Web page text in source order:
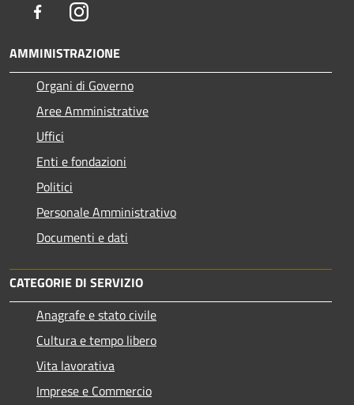
FacebookInstagram
AMMINISTRAZIONE
Organi di Governo
Aree Amministrative
Uffici
Enti e fondazioni
Politici
Personale Amministrativo
Documenti e dati
CATEGORIE DI SERVIZIO
Anagrafe e stato civile
Cultura e tempo libero
Vita lavorativa
Imprese e Commercio